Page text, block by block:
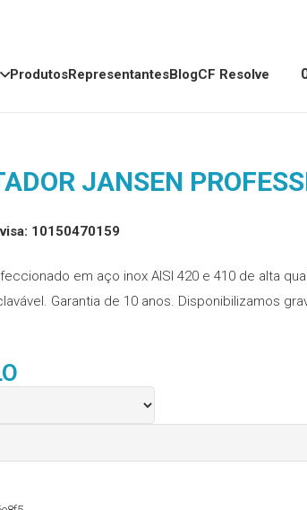
ProdutosRepresentantesBlogCF Resolve
JANSEN
10150470159
em aço inox AISI 420 e 410 de alta
Garantia de 10 anos. Disponibilizamos